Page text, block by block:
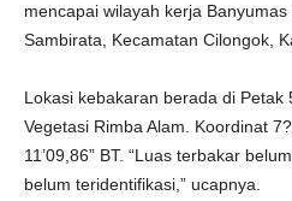
mencapai wilayah kerja
Sambirata, Kecamatan Cilongok,
Lokasi kebakaran berada di Petak
Vegetasi Rimba Alam. Koordinat
11’09,86” BT. “Luas terbakar
belum teridentifikasi,” ucapnya.